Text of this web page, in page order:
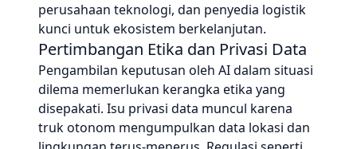
perusahaan teknologi, dan penyedia logistik
kunci untuk ekosistem berkelanjutan.
Pertimbangan Etika dan Privasi Data
Pengambilan keputusan oleh AI dalam situasi
dilema memerlukan kerangka etika yang
disepakati. Isu privasi data muncul karena
truk otonom mengumpulkan data lokasi dan